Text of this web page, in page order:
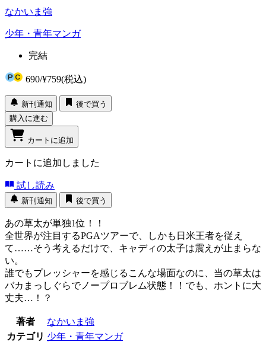
なかいま強
少年・青年マンガ
完結
690/¥759(税込)
新刊通知
後で買う
購入に進む
カートに追加
カートに追加しました
試し読み
新刊通知 後で買う
あの草太が単独1位！！
全世界が注目するPGAツアーで、しかも日米王者を従え
て……そう考えるだけで、キャディの太子は震えが止まらな
い。
誰でもプレッシャーを感じるこんな場面なのに、当の草太は
バカまっしぐらでノープロブレム状態！！でも、ホントに大
丈夫…！？
著者
なかいま強
カテゴリ 少年・青年マンガ